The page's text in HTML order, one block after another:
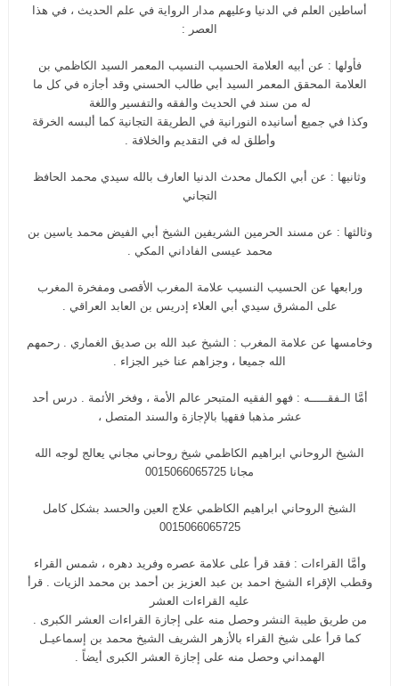
أساطين العلم في الدنيا وعليهم مدار الرواية في علم الحديث ، في هذا
العصر :
فأولها : عن أبيه العلامة الحسيب النسيب المعمر السيد الكاظمي بن
العلامة المحقق المعمر السيد أبي طالب الحسني وقد أجازه في كل ما
له من سند في الحديث والفقه والتفسير واللغة
وكذا في جميع أسانيده النورانية في الطريقة التجانية كما ألبسه الخرقة
وأطلق له في التقديم والخلافة .
وثانيها : عن أبي الكمال محدث الدنيا العارف بالله سيدي محمد الحافظ
التجاني
وثالثها : عن مسند الحرمين الشريفين الشيخ أبي الفيض محمد ياسين بن
محمد عيسى الفاداني المكي .
ورابعها عن الحسيب النسيب علامة المغرب الأقصى ومفخرة المغرب
على المشرق سيدي أبي العلاء إدريس بن العابد العراقي .
وخامسها عن علامة المغرب : الشيخ عبد الله بن صديق الغماري . رحمهم
الله جميعا ، وجزاهم عنا خير الجزاء .
أمَّا الـفقـــــه : فهو الفقيه المتبحر عالم الأمة ، وفخر الأئمة . درس أحد
عشر مذهبا فقهيا بالإجازة والسند المتصل ،
الشيخ الروحاني ابراهيم الكاظمي شيخ روحاني مجاني يعالج لوجه الله
مجانا 0015066065725
الشيخ الروحاني ابراهيم الكاظمي علاج العين والحسد بشكل كامل
0015066065725
وأمَّا القراءات : فقد قرأ على علامة عصره وفريد دهره ، شمس القراء
وقطب الإقراء الشيخ احمد بن عبد العزيز بن أحمد بن محمد الزيات . قرأ
عليه القراءات العشر
من طريق طيبة النشر وحصل منه على إجازة القراءات العشر الكبرى .
كما قرأ على شيخ القراء بالأزهر الشريف الشيخ محمد بن إسماعيـل
الهمداني وحصل منه على إجازة العشر الكبرى أيضاً .